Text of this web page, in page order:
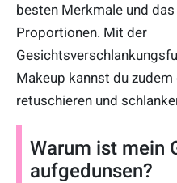
besten Merkmale und
Proportionen. Mit der
Makeup kannst du
retuschieren und
Warum ist mein
aufgedunsen?